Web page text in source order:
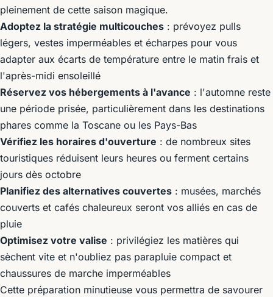
pleinement de cette saison magique.
Adoptez la stratégie multicouches : prévoyez pulls
légers, vestes imperméables et écharpes pour vous
adapter aux écarts de température entre le matin frais et
l'après-midi ensoleillé
Réservez vos hébergements à l'avance : l'automne reste
une période prisée, particulièrement dans les destinations
phares comme la Toscane ou les Pays-Bas
Vérifiez les horaires d'ouverture : de nombreux sites
touristiques réduisent leurs heures ou ferment certains
jours dès octobre
Planifiez des alternatives couvertes : musées, marchés
couverts et cafés chaleureux seront vos alliés en cas de
pluie
Optimisez votre valise : privilégiez les matières qui
sèchent vite et n'oubliez pas parapluie compact et
chaussures de marche imperméables
Cette préparation minutieuse vous permettra de savourer